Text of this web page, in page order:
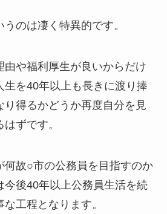
のは凄く特異的です。
由や福利厚生が良いからだけ
生を40年以上も長きに渡り捧
り得るかどうか再度自分を見
ずです。
何故○市の公務員を目指すのか
今後40年以上公務員生活を続
工程となります。